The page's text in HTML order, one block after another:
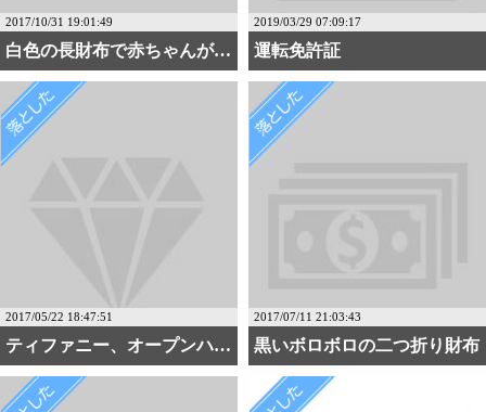
2017/10/31 19:01:49
白色の長財布で赤ちゃんが・・・
2019/03/29 07:09:17
運転免許証
2017/05/22 18:47:51
ティファニー、オープンハ・・・
2017/07/11 21:03:43
黒いボロボロの二つ折り財布